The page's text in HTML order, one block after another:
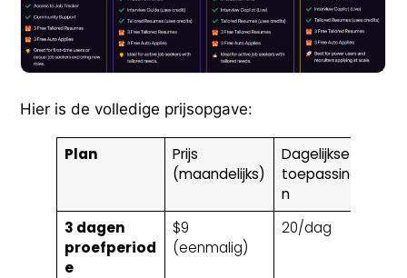
Hier is de volledige prijsopgave:
Plan
Prijs
(maandelijks)
Dagelijkse
toepassinge
n
3 dagen
proefperiod
e
$9
(eenmalig)
20/dag